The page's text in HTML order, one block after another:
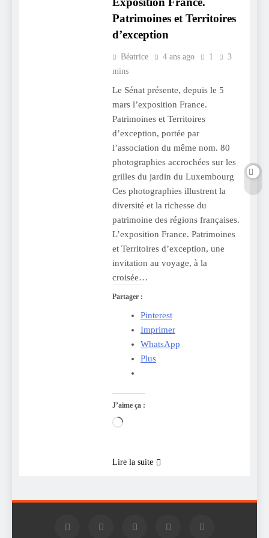
Patrimoines et Territoires
d’exception
Béatrice 4 ans ago 1
3
mins
Le Sénat présente, depuis le 5
mars l’exposition France.
Patrimoines et Territoires
d’exception, portée par
l’association du même nom. 80
photographies accrochées sur les
grilles du jardin du Luxembourg
Ces photographies illustrent la
diversité et la richesse du
patrimoine des régions françaises.
L’exposition France. Patrimoines
et Territoires d’exception, une
invitation au voyage, à la
croisée…
Partager :
Pinterest
Imprimer
WhatsApp
Plus
J’aime ça :
Chargement…
Lire la suite